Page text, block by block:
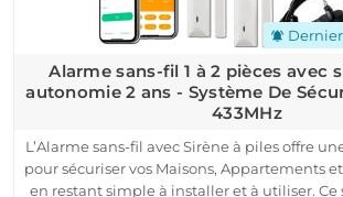
notifications_active
Alarme sans-fil 1 à 2 pièces avec
autonomie 2 ans - Système De
433MHz
L’Alarme sans-fil avec Sirène à piles offre
pour sécuriser vos Maisons, Appartements
en restant simple à installer et à utiliser.